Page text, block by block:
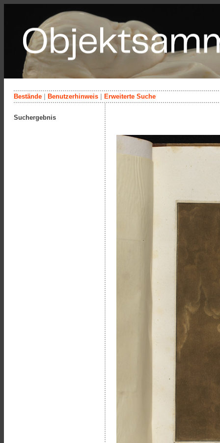
Bestände Benutzerhinweis Erweiterte Suche
Suchergebnis